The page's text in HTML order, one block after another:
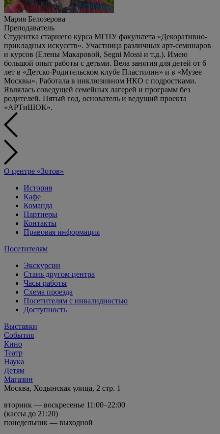
Мария Белозерова
Преподаватель
Студентка старшего курса МГПУ факультета «Декоративно-
прикладных искусств». Участница различных арт-семинаров
и курсов (Елены Макаровой, Segni Mossi и т.д.). Имею
большой опыт работы с детьми. Вела занятия для детей от 6
лет в «Детско-Родительском клубе Пластилин» и в «Музее
Москвы». Работала в инклюзивном НКО с подростками.
Являлась соведущей семейных лагерей и программ без
родителей. Пятый год, основатель и ведущий проекта
«АРТиШОК».
О центре «Зотов»
История
Кафе
Команда
Партнеры
Контакты
Правовая информация
Посетителям
Экскурсии
Стань другом центра
Часы работы
Схема проезда
Посетителям с инвалидностью
Доступность
Выставки
События
Кино
Театр
Наука
Детям
Магазин
Москва, Ходынская улица, 2 стр. 1
вторник — воскресенье 11:00–22:00
(кассы до 21:20)
понедельник — выходной